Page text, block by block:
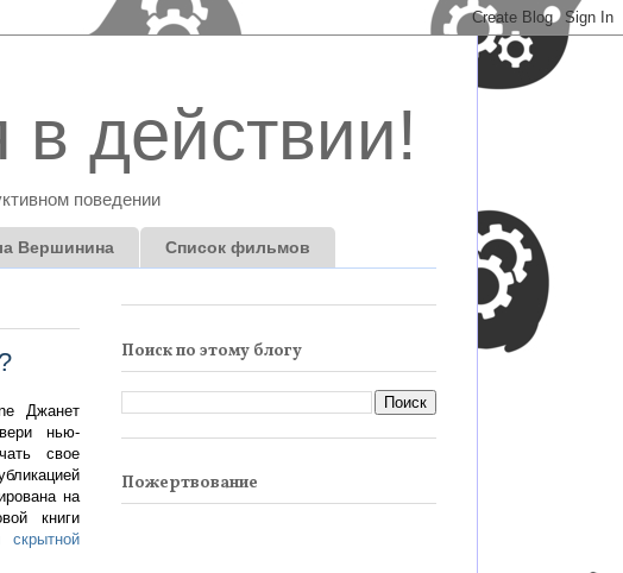
в действии!
поведении
Вершинина Список фильмов
Джанет
нью-
свое
на
книги
скрытной
Поиск по этому блогу
Пожертвование